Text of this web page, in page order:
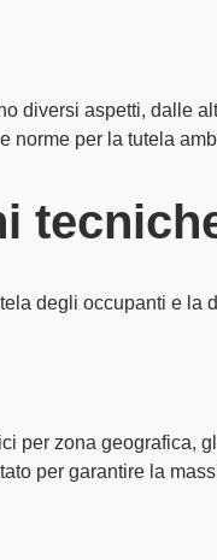
diversi aspetti, dalle
e norme per la tutela
degli occupanti e la
per zona geografica,
per garantire la